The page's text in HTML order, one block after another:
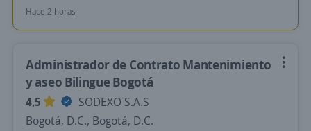
Hace 2 horas
Administrador de Contrato Mantenimiento
y aseo Bilingue Bogotá
4,5
SODEXO S.A.S
Bogotá, D.C., Bogotá, D.C.